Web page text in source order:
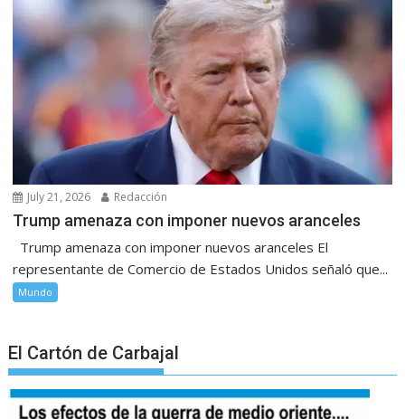
July 21, 2026 Redacción
Trump amenaza con imponer nuevos aranceles
Trump amenaza con imponer nuevos aranceles El
representante de Comercio de Estados Unidos señaló que...
Mundo
El Cartón de Carbajal